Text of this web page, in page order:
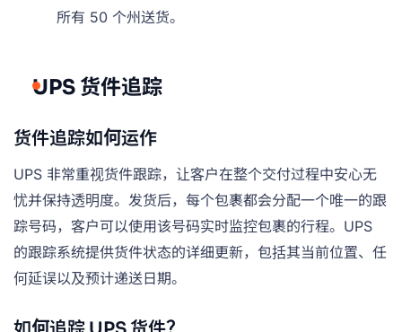
所有 50 个州送货。
UPS 货件追踪
货件追踪如何运作
UPS 非常重视货件跟踪，让客户在整个交付过程中安心无
忧并保持透明度。发货后，每个包裹都会分配一个唯一的跟
踪号码，客户可以使用该号码实时监控包裹的行程。UPS
的跟踪系统提供货件状态的详细更新，包括其当前位置、任
何延误以及预计递送日期。